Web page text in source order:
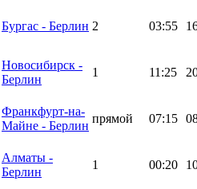
Бургас - Берлин 2 03:55
Новосибирск -
Берлин
1 11:25
Франкфурт-на-
Майне - Берлин
прямой 07:15
Алматы -
Берлин
1 00:20